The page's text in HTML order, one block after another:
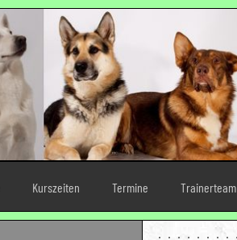
Kurszeiten Termine Trainerteam